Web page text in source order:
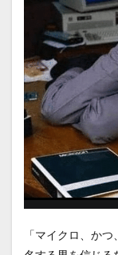
「マイクロ、か